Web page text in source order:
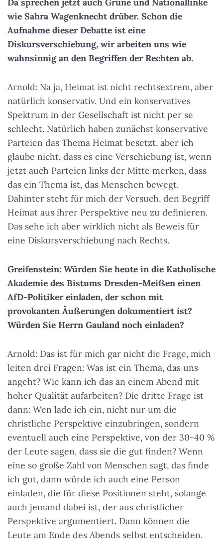
Da sprechen jetzt auch Grüne und Nationallinke
wie Sahra Wagenknecht drüber. Schon die
Aufnahme dieser Debatte ist eine
Diskursverschiebung, wir arbeiten uns wie
wahnsinnig an den Begriffen der Rechten ab.
Arnold: Na ja, Heimat ist nicht rechtsextrem, aber
natürlich konservativ. Und ein konservatives
Spektrum in der Gesellschaft ist nicht per se
schlecht. Natürlich haben zunächst konservative
Parteien das Thema Heimat besetzt, aber ich
glaube nicht, dass es eine Verschiebung ist, wenn
jetzt auch Parteien links der Mitte merken, dass
das ein Thema ist, das Menschen bewegt.
Dahinter steht für mich der Versuch, den Begriff
Heimat aus ihrer Perspektive neu zu definieren.
Das sehe ich aber wirklich nicht als Beweis für
eine Diskursverschiebung nach Rechts.
Greifenstein: Würden Sie heute in die Katholische
Akademie des Bistums Dresden-Meißen einen
AfD-Politiker einladen, der schon mit
provokanten Äußerungen dokumentiert ist?
Würden Sie Herrn Gauland noch einladen?
Arnold: Das ist für mich gar nicht die Frage, mich
leiten drei Fragen: Was ist ein Thema, das uns
angeht? Wie kann ich das an einem Abend mit
hoher Qualität aufarbeiten? Die dritte Frage ist
dann: Wen lade ich ein, nicht nur um die
christliche Perspektive einzubringen, sondern
eventuell auch eine Perspektive, von der 30-40 %
der Leute sagen, dass sie die gut finden? Wenn
eine so große Zahl von Menschen sagt, das finde
ich gut, dann würde ich auch eine Person
einladen, die für diese Positionen steht, solange
auch jemand dabei ist, der aus christlicher
Perspektive argumentiert. Dann können die
Leute am Ende des Abends selbst entscheiden.